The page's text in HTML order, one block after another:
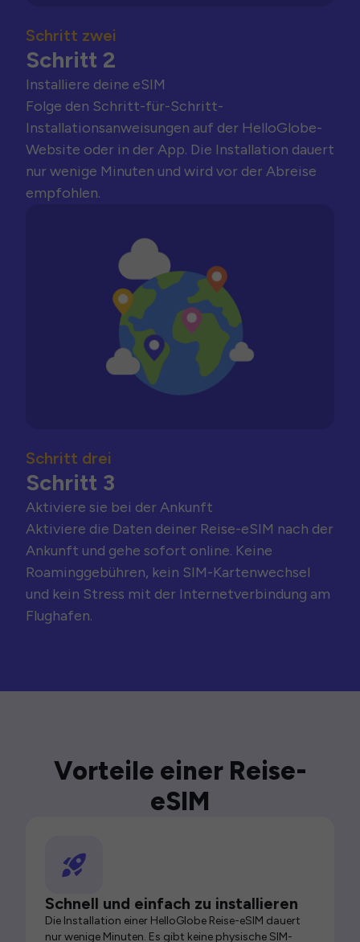
Schritt zwei
Schritt 2
Installiere deine eSIM
Folge den Schritt-für-Schritt-
Installationsanweisungen auf der HelloGlobe-
Website oder in der App. Die Installation dauert
nur wenige Minuten und wird vor der Abreise
empfohlen.
Schritt drei
Schritt 3
Aktiviere sie bei der Ankunft
Aktiviere die Daten deiner Reise-eSIM nach der
Ankunft und gehe sofort online. Keine
Roaminggebühren, kein SIM-Kartenwechsel
und kein Stress mit der Internetverbindung am
Flughafen.
Vorteile einer Reise-
eSIM
Schnell und einfach zu installieren
Die Installation einer HelloGlobe Reise-eSIM dauert
nur wenige Minuten. Es gibt keine physische SIM-